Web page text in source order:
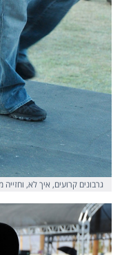
גרבונים קרועים, איך לא,